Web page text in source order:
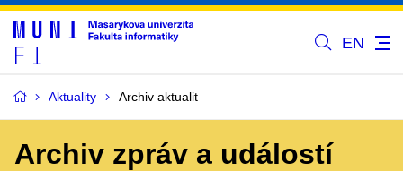
EN
Aktuality Archiv aktualit
Archiv zpráv a událostí